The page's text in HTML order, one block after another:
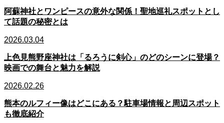
阿蘇神社とワンピースの意外な関係！聖地巡礼スポットとし
て話題の秘密とは
2026.03.04
上色見熊野座神社は「るろうに剣心」のどのシーンに登場？
映画での舞台と魅力を解説
2026.02.26
熊本のルフィー像はどこにある？駐車場情報と周辺スポット
も徹底紹介